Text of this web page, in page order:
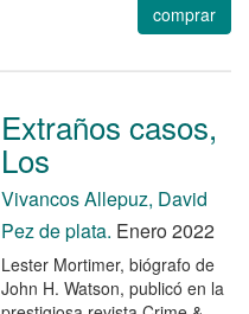
comprar
Extraños casos,
Los
Vivancos Allepuz, David
Pez de plata. Enero 2022
Lester Mortimer, biógrafo de
John H. Watson, publicó en la